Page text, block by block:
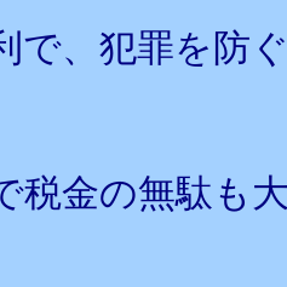
で、犯罪を防
税金の無駄も